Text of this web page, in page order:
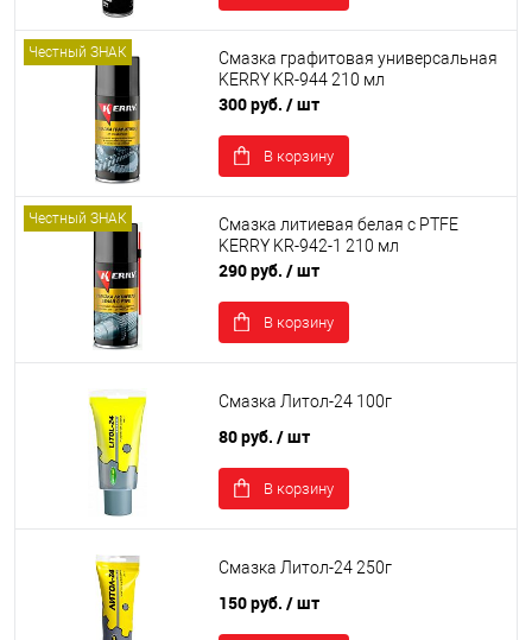
Честный ЗНАК
Смазка графитовая универсальная
KERRY KR-944 210 мл
300 руб. / шт
В корзину
Честный ЗНАК
Смазка литиевая белая с PTFE
KERRY KR-942-1 210 мл
290 руб. / шт
В корзину
Смазка Литол-24 100г
80 руб. / шт
В корзину
Смазка Литол-24 250г
150 руб. / шт